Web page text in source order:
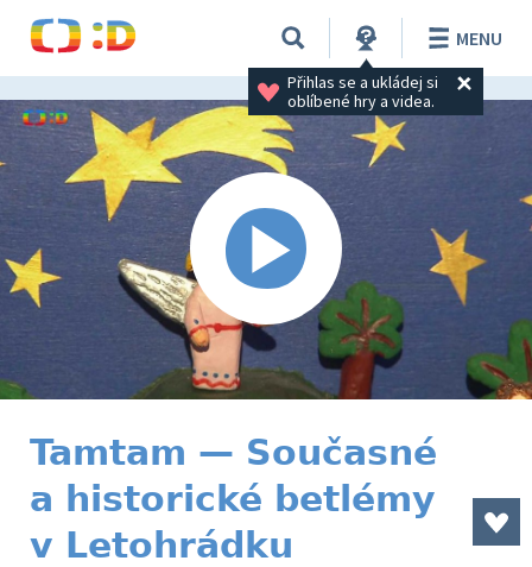
Přihlas se a ukládej si
oblíbené hry a videa.
MENU
Tamtam — Současné
a historické betlémy
v Letohrádku